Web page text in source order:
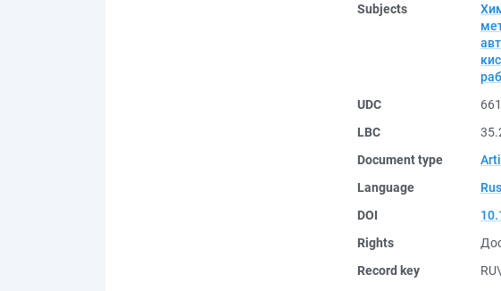
Subjects
UDC
LBC
Document type
Language
DOI
Rights
Record key